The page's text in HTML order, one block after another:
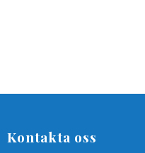
Kontakta oss